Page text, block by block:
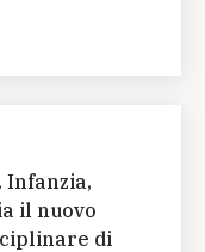
il nuovo
di